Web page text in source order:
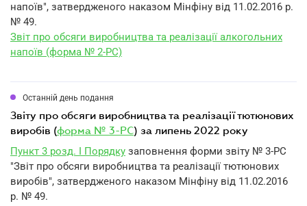
напоїв", затвердженого наказом Мінфіну від 11.02.2016 р.
№ 49.
Звіт про обсяги виробництва та реалізації алкогольних
напоїв (форма № 2-РС)
Останній день подання
звіту про обсяги виробництва та реалізації тютюнових
виробів (форма № 3-РС) за липень 2022 року
Пункт 3 розд. I Порядку заповнення форми звіту № 3-РС
"Звіт про обсяги виробництва та реалізації тютюнових
виробів", затвердженого наказом Мінфіну від 11.02.2016
р. № 49.